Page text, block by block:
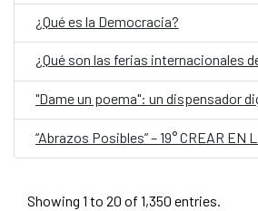
¿Qué es la Democracia?
¿Qué son las ferias internacionales
“Abrazos Posibles” – 19° CREAR EN
Showing 1 to 20 of 1,350 entries.